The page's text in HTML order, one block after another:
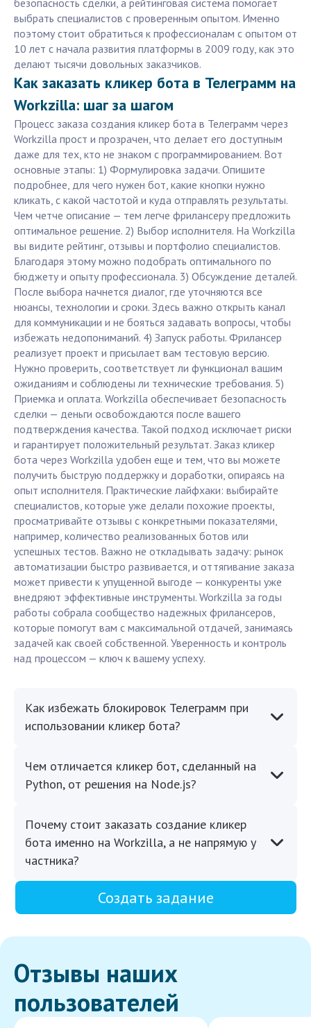
безопасность сделки, а рейтинговая система помогает
выбрать специалистов с проверенным опытом. Именно
поэтому стоит обратиться к профессионалам с опытом от
10 лет с начала развития платформы в 2009 году, как это
делают тысячи довольных заказчиков.
Как заказать кликер бота в Телеграмм на
Workzilla: шаг за шагом
Процесс заказа создания кликер бота в Телеграмм через
Workzilla прост и прозрачен, что делает его доступным
даже для тех, кто не знаком с программированием. Вот
основные этапы: 1) Формулировка задачи. Опишите
подробнее, для чего нужен бот, какие кнопки нужно
кликать, с какой частотой и куда отправлять результаты.
Чем четче описание — тем легче фрилансеру предложить
оптимальное решение. 2) Выбор исполнителя. На Workzilla
вы видите рейтинг, отзывы и портфолио специалистов.
Благодаря этому можно подобрать оптимального по
бюджету и опыту профессионала. 3) Обсуждение деталей.
После выбора начнется диалог, где уточняются все
нюансы, технологии и сроки. Здесь важно открыть канал
для коммуникации и не бояться задавать вопросы, чтобы
избежать недопониманий. 4) Запуск работы. Фрилансер
реализует проект и присылает вам тестовую версию.
Нужно проверить, соответствует ли функционал вашим
ожиданиям и соблюдены ли технические требования. 5)
Приемка и оплата. Workzilla обеспечивает безопасность
сделки — деньги освобождаются после вашего
подтверждения качества. Такой подход исключает риски
и гарантирует положительный результат. Заказ кликер
бота через Workzilla удобен еще и тем, что вы можете
получить быструю поддержку и доработки, опираясь на
опыт исполнителя. Практические лайфхаки: выбирайте
специалистов, которые уже делали похожие проекты,
просматривайте отзывы с конкретными показателями,
например, количество реализованных ботов или
успешных тестов. Важно не откладывать задачу: рынок
автоматизации быстро развивается, и оттягивание заказа
может привести к упущенной выгоде — конкуренты уже
внедряют эффективные инструменты. Workzilla за годы
работы собрала сообщество надежных фрилансеров,
которые помогут вам с максимальной отдачей, занимаясь
задачей как своей собственной. Уверенность и контроль
над процессом — ключ к вашему успеху.
Как избежать блокировок Телеграмм при
использовании кликер бота?
Чем отличается кликер бот, сделанный на
Python, от решения на Node.js?
Почему стоит заказать создание кликер
бота именно на Workzilla, а не напрямую у
частника?
Создать задание
Отзывы наших
пользователей